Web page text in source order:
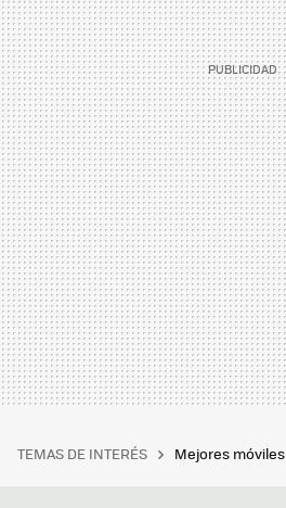
TEMAS DE INTERÉS Mejores móviles